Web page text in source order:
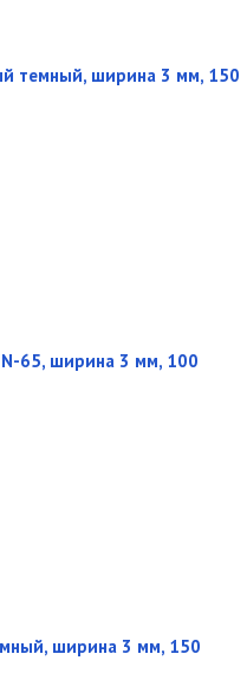
темный, ширина 3 мм, 150
N-65, ширина 3 мм, 100
ширина 3 мм, 150